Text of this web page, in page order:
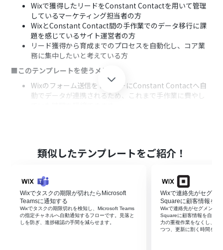
Wixで獲得したリードをConstant Contactを用いて管理
しているマーケティング担当者の方
WixとConstant Contact間の手作業でのデータ移行に課
題を感じているサイト運営者の方
リード獲得から育成までのプロセスを自動化し、コア業
務に集中したいと考えている方
■このテンプレートを使うメリット
Wixのフォーム送信をトリガーにConstant Contactへ自
動でデータが連携されるため、これまで手作業に費やし
■フローボットの流れ
す。
次に、トリガーでWixを選択し、「フォームが送信された
ら」というアクションを設定することで、フォーム送信を
フロー起動のきっかけにします。
続いて、オペレーションで再度Wixの「フォームが送信さ
れたら」を選択し、送信されたフォームの具体的な情報
類似したテンプレートをご紹介！
Wixでタスクの期限が切れたらMicrosoft
Teamsに通知する
Wixでタスクの期限切れを検知し、Microsoft Teams
の指定チャネルへ自動通知するフローです。見落と
しを防ぎ、進捗確認の手間を減らせます。
Wixで連絡先がセグメ
Squareに顧客情報を
Wixで連絡先がセグメント
Squareに顧客情報を自動
力の重複作業をなくし、登
つつ、更新に割く時間を他